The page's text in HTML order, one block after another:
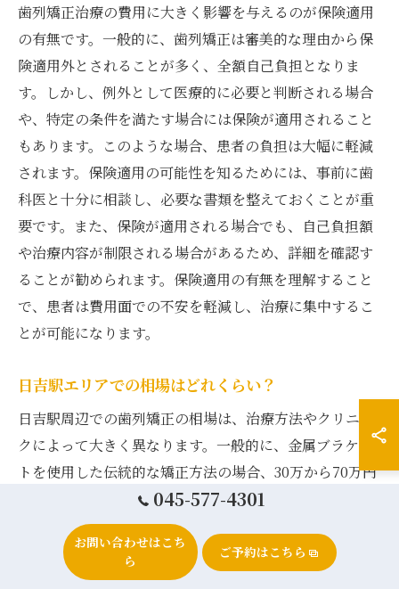
歯列矯正治療の費用に大きく影響を与えるのが保険適用
の有無です。一般的に、歯列矯正は審美的な理由から保
険適用外とされることが多く、全額自己負担となりま
す。しかし、例外として医療的に必要と判断される場合
や、特定の条件を満たす場合には保険が適用されること
もあります。このような場合、患者の負担は大幅に軽減
されます。保険適用の可能性を知るためには、事前に歯
科医と十分に相談し、必要な書類を整えておくことが重
要です。また、保険が適用される場合でも、自己負担額
や治療内容が制限される場合があるため、詳細を確認す
ることが勧められます。保険適用の有無を理解すること
で、患者は費用面での不安を軽減し、治療に集中するこ
とが可能になります。
日吉駅エリアでの相場はどれくらい？
日吉駅周辺での歯列矯正の相場は、治療方法やクリニッ
クによって大きく異なります。一般的に、金属ブラケッ
トを使用した伝統的な矯正方法の場合、30万から70万円
程度が目安とされています。一方、インビザラインなど
の透明アライナーを用いる場合は、50万から100万円程
度になることが多いです。これらの価格は、技術の進歩
や地域の競争状況によっても変動することがあります。
045-577-4301
お問い合わせはこち
ら
ご予約はこちら